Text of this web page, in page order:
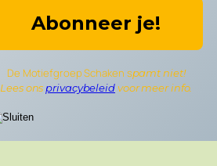
De Motiefgroep Schaken spamt niet!
Lees ons privacybeleidvoor meer info.